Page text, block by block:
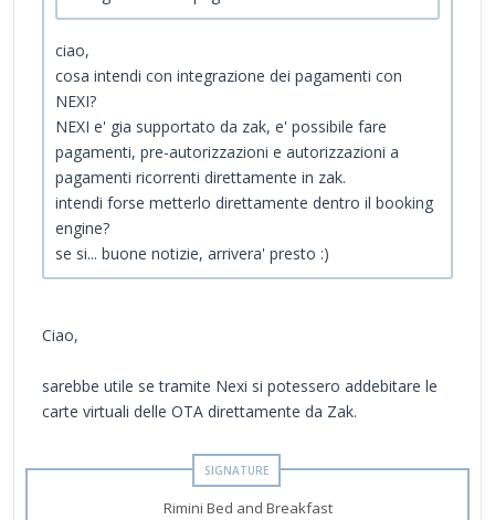
ciao,
cosa intendi con integrazione dei pagamenti con
NEXI?
NEXI e' gia supportato da zak, e' possibile fare
pagamenti, pre-autorizzazioni e autorizzazioni a
pagamenti ricorrenti direttamente in zak.
intendi forse metterlo direttamente dentro il booking
engine?
se si... buone notizie, arrivera' presto :)
Ciao,
sarebbe utile se tramite Nexi si potessero addebitare le
carte virtuali delle OTA direttamente da Zak.
Rimini Bed and Breakfast